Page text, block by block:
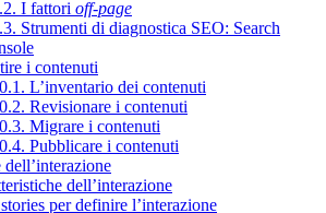
I fattori off-page
Strumenti di diagnostica SEO: Search
i contenuti
L’inventario dei contenuti
Revisionare i contenuti
Migrare i contenuti
Pubblicare i contenuti
dell’interazione
dell’interazione
per definire l’interazione